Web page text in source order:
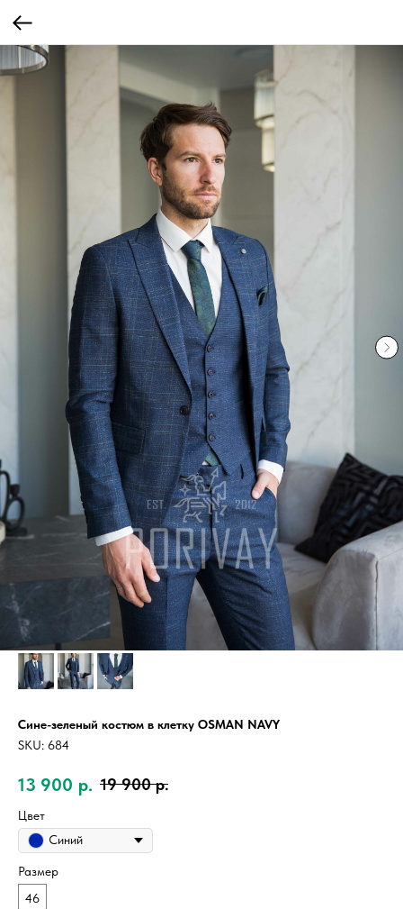
Сине-зеленый костюм в клетку OSMAN NAVY
SKU: 684
13 900 р. 19 900 р.
Цвет
Синий
Размер
46